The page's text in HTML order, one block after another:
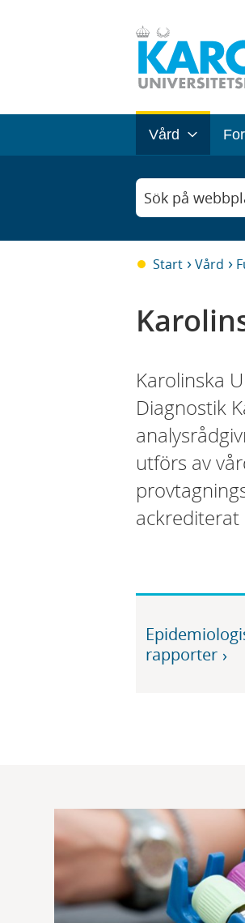
Vård
Sök på
Start Vård
Karolinska
Diagnostik
utförs av
rapporter